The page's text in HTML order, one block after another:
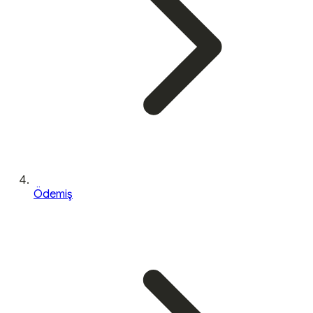
Ödemiş